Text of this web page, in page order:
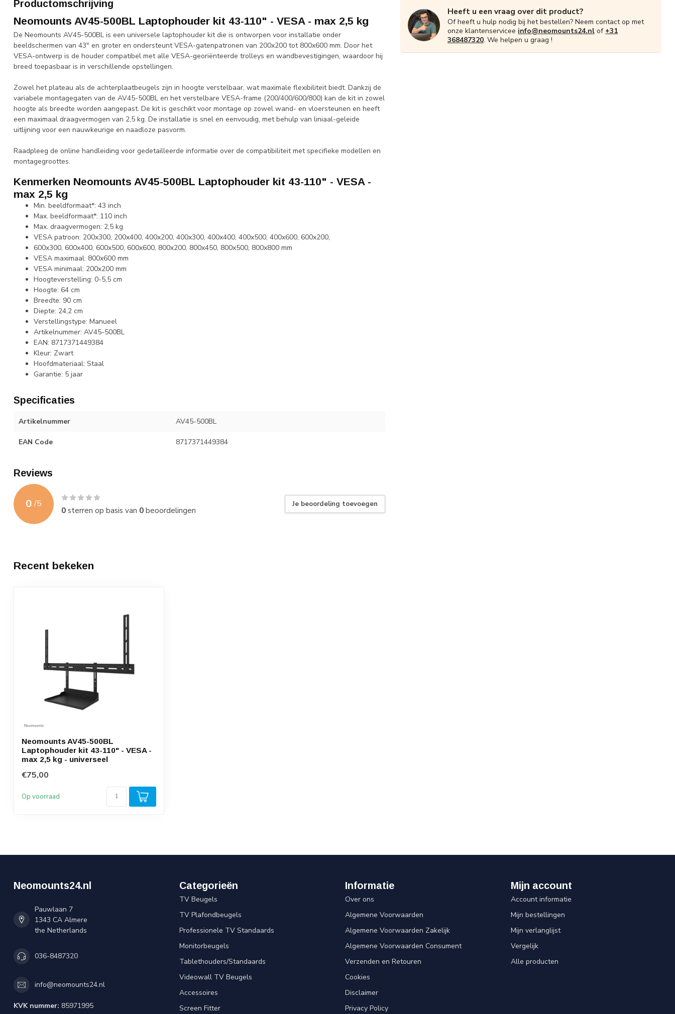
Productomschrijving
Neomounts AV45-500BL Laptophouder kit 43-110" - VESA - max 2,5 kg
De Neomounts AV45-500BL is een universele laptophouder kit die is ontworpen voor installatie onder
beeldschermen van 43" en groter en ondersteunt VESA-gatenpatronen van 200x200 tot 800x600 mm. Door het
VESA-ontwerp is de houder compatibel met alle VESA-georiënteerde trolleys en wandbevestigingen, waardoor hij
breed toepasbaar is in verschillende opstellingen.
Zowel het plateau als de achterplaatbeugels zijn in hoogte verstelbaar, wat maximale flexibiliteit biedt. Dankzij de
variabele montagegaten van de AV45-500BL en het verstelbare VESA-frame (200/400/600/800) kan de kit in zowel
hoogte als breedte worden aangepast. De kit is geschikt voor montage op zowel wand- en vloersteunen en heeft
een maximaal draagvermogen van 2,5 kg. De installatie is snel en eenvoudig, met behulp van liniaal-geleide
uitlijning voor een nauwkeurige en naadloze pasvorm.
Raadpleeg de online handleiding voor gedetailleerde informatie over de compatibiliteit met specifieke modellen en
montagegroottes.
Kenmerken Neomounts AV45-500BL Laptophouder kit 43-110" - VESA -
max 2,5 kg
Min. beeldformaat*: 43 inch
Max. beeldformaat*: 110 inch
Max. draagvermogen: 2,5 kg
VESA patroon: 200x300, 200x400, 400x200, 400x300, 400x400, 400x500, 400x600, 600x200,
600x300, 600x400, 600x500, 600x600, 800x200, 800x450, 800x500, 800x800 mm
VESA maximaal: 800x600 mm
VESA minimaal: 200x200 mm
Hoogteverstelling: 0-5,5 cm
Hoogte: 64 cm
Breedte: 90 cm
Diepte: 24,2 cm
Verstellingstype: Manueel
Artikelnummer: AV45-500BL
EAN: 8717371449384
Kleur: Zwart
Hoofdmateriaal: Staal
Garantie: 5 jaar
Specificaties
Artikelnummer AV45-500BL
EAN Code 8717371449384
Reviews
0 /5
0sterren op basis van 0beoordelingen
Je beoordeling toevoegen
Heeft u een vraag over dit product?
Of heeft u hulp nodig bij het bestellen? Neem contact op met
onze klantenservicee info@neomounts24.nl of +31
368487320. We helpen u graag !
Recent bekeken
Neomounts AV45-500BL
Laptophouder kit 43-110" - VESA -
max 2,5 kg - universeel
€75,00
Op voorraad
Neomounts24.nl
Pauwlaan 7
1343 CA Almere
the Netherlands
036-8487320
info@neomounts24.nl
KVK nummer: 85971995
Categorieën
TV Beugels
TV Plafondbeugels
Professionele TV Standaards
Monitorbeugels
Tablethouders/Standaards
Videowall TV Beugels
Accessoires
Screen Fitter
Informatie
Over ons
Algemene Voorwaarden
Algemene Voorwaarden Zakelijk
Algemene Voorwaarden Consument
Verzenden en Retouren
Cookies
Disclaimer
Privacy Policy
Mijn account
Account informatie
Mijn bestellingen
Mijn verlanglijst
Vergelijk
Alle producten